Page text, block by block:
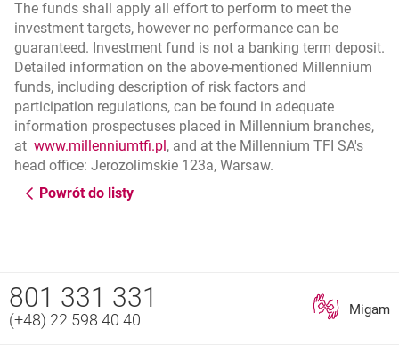
The funds shall apply all effort to perform to meet the
investment targets, however no performance can be
guaranteed. Investment fund is not a banking term deposit.
Detailed information on the above-mentioned Millennium
funds, including description of risk factors and
participation regulations, can be found in adequate
information prospectuses placed in Millennium branches,
at www.millenniumtfi.plotwiera się w nowej karcie
, and at the Millennium TFI SA's
head office: Jerozolimskie 123a, Warsaw.
Powrót do listy
Nawigacja dolna
Zadzwoń do nas
801 331 331
(+48) 22 598 40 40
Migam